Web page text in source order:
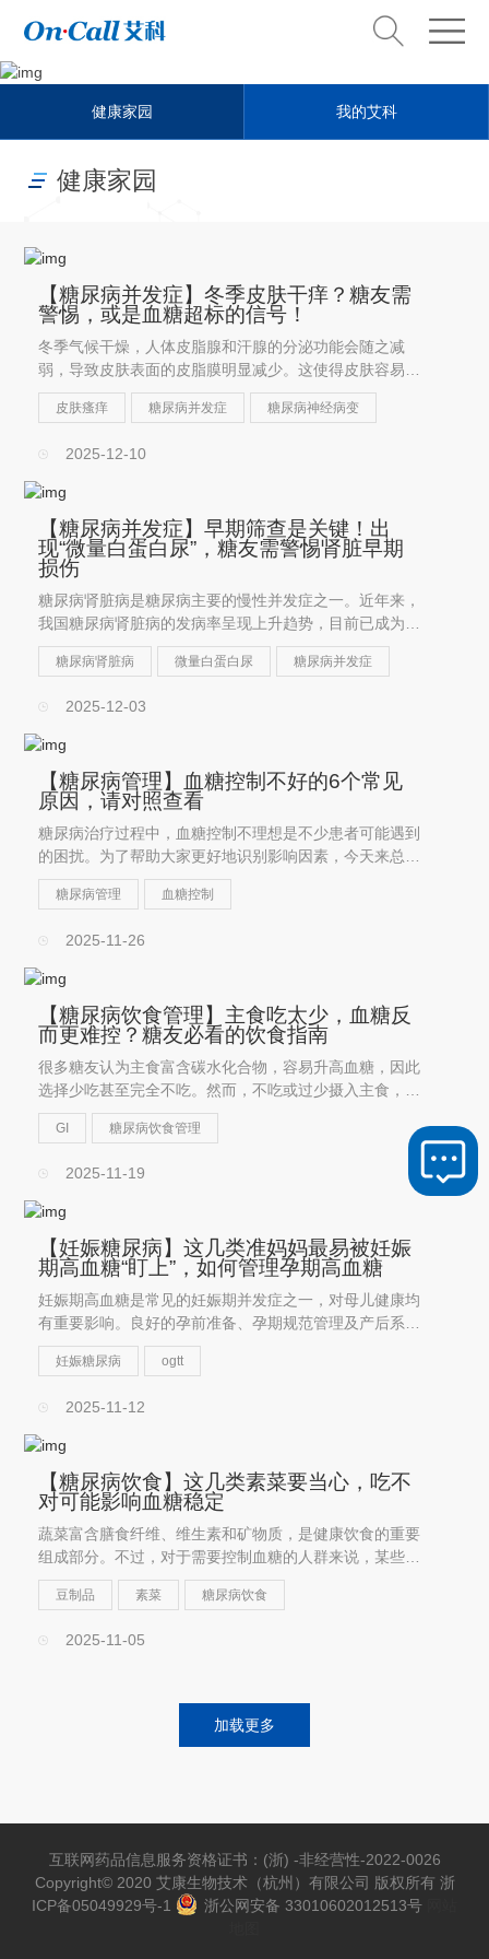
Health steward
健康管家
健康家园 我的艾科
健康家园
【糖尿病并发症】冬季皮肤干痒？糖友需
警惕，或是血糖超标的信号！
冬季气候干燥，人体皮脂腺和汗腺的分泌功能会随之减
弱，导致皮肤表面的皮脂膜明显减少。这使得皮肤容易变
得异常干燥，甚至出现脱屑、起皮，从而引发瘙痒。
皮肤瘙痒 糖尿病并发症 糖尿病神经病变
2025-12-10
【糖尿病并发症】早期筛查是关键！出
现“微量白蛋白尿”，糖友需警惕肾脏早期
损伤
糖尿病肾脏病是糖尿病主要的慢性并发症之一。近年来，
我国糖尿病肾脏病的发病率呈现上升趋势，目前已成为导
致终末期肾脏病的第二大原因。
糖尿病肾脏病 微量白蛋白尿 糖尿病并发症
2025-12-03
【糖尿病管理】血糖控制不好的6个常见
原因，请对照查看
糖尿病治疗过程中，血糖控制不理想是不少患者可能遇到
的困扰。为了帮助大家更好地识别影响因素，今天来总结
一下易引起血糖升高的6个常见原因。
糖尿病管理 血糖控制
2025-11-26
【糖尿病饮食管理】主食吃太少，血糖反
而更难控？糖友必看的饮食指南
很多糖友认为主食富含碳水化合物，容易升高血糖，因此
选择少吃甚至完全不吃。然而，不吃或过少摄入主食，真
的有助于血糖控制吗？
GI 糖尿病饮食管理
2025-11-19
【妊娠糖尿病】这几类准妈妈最易被妊娠
期高血糖“盯上”，如何管理孕期高血糖
妊娠期高血糖是常见的妊娠期并发症之一，对母儿健康均
有重要影响。良好的孕前准备、孕期规范管理及产后系统
随访，对改善妊娠结局、降低远期糖尿病发生风险具有重
要意义。
妊娠糖尿病 ogtt
2025-11-12
【糖尿病饮食】这几类素菜要当心，吃不
对可能影响血糖稳定
蔬菜富含膳食纤维、维生素和矿物质，是健康饮食的重要
组成部分。不过，对于需要控制血糖的人群来说，某些蔬
菜如果摄入方式或烹饪方法不当，反而可能引起血糖波
动。豆制品 素菜 糖尿病饮食
2025-11-05
加载更多
互联网药品信息服务资格证书：(浙) -非经营性-2022-0026
Copyright© 2020 艾康生物技术（杭州）有限公司 版权所有 浙
ICP备05049929号-1
浙公网安备 33010602012513号